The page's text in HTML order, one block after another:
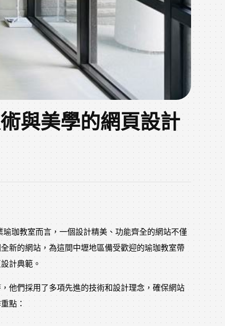
與美學的網頁設計
珈教室而言，一個設計精美、功能齊全的網站不僅
新的網站，為這間中壢地區備受歡迎的瑜珈教室帶
計典範。
他們採用了多項先進的技術和設計理念，確保網站
點：